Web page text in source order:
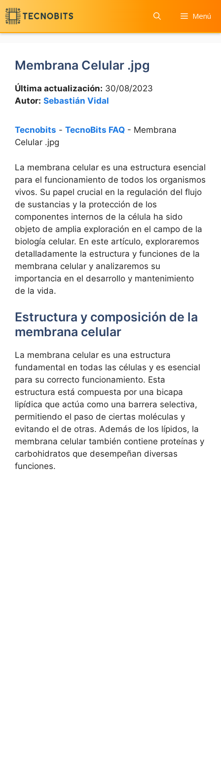
Saltar
al
contenido
Menú
Membrana Celular .jpg
Última actualización: 30/08/2023
Autor: Sebastián Vidal
Tecnobits - TecnoBits FAQ - Membrana
Celular .jpg
La⁤ membrana celular ​es ‌una⁢ estructura‍ esencial
para el funcionamiento⁣ de todos los ‍organismos‍
vivos. ‌Su papel crucial en la regulación del ⁢flujo
de sustancias y la‍ protección de los
componentes internos⁢ de la célula ha​ sido
objeto ‌de amplia exploración⁣ en el campo de⁤ la
biología celular. En este artículo, exploraremos
detalladamente la ​estructura y funciones‌ de⁣ la‌
membrana celular y analizaremos su
importancia ⁤en el desarrollo y ‌mantenimiento
de⁤ la vida.
Estructura y ⁢composición de‍ la
⁤membrana celular
La membrana celular es una estructura ​
fundamental en todas ‍las células y es esencial
para ⁤su correcto funcionamiento. ⁢Esta
estructura está ⁤compuesta por una ⁢bicapa
lipídica que actúa como una barrera selectiva,
permitiendo el paso​ de ciertas moléculas y
evitando el ​de⁢ otras. Además de ‌los lípidos, la
membrana celular también contiene proteínas y
‌carbohidratos ⁣que desempeñan diversas
funciones.